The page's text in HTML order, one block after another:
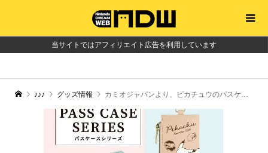
当サイトではアフィリエイト広告を利用しています
♪♪♪ グッズ情報 カミオジャパンより、ピカチュウのパスケースが7月下旬に登場！用途によって選べる3タイプ